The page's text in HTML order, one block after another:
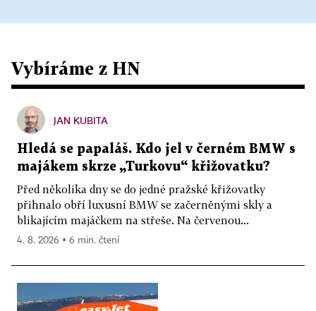
Vybíráme z HN
JAN KUBITA
Hledá se papaláš. Kdo jel v černém BMW s
majákem skrze „Turkovu“ křižovatku?
Před několika dny se do jedné pražské křižovatky
přihnalo obří luxusní BMW se začerněnými skly a
blikajícím majáčkem na střeše. Na červenou...
4. 8. 2026 ▪ 6 min. čtení